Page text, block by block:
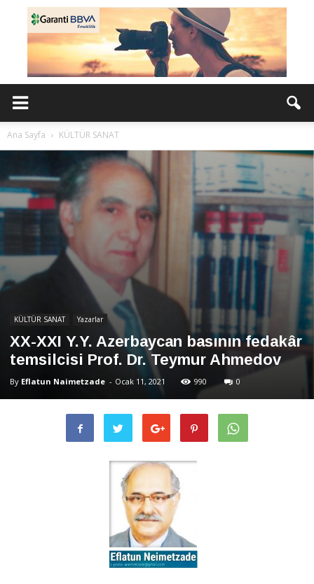
Ana Sayfa KÜLTÜR SANAT
KÜLTÜR SANAT Yazarlar
XX-XXI Y.Y. Azerbaycan basının fedakâr
temsilcisi Prof. Dr. Teymur Ahmedov
By Eflatun Naimetzade - Ocak 11, 2021 990 0